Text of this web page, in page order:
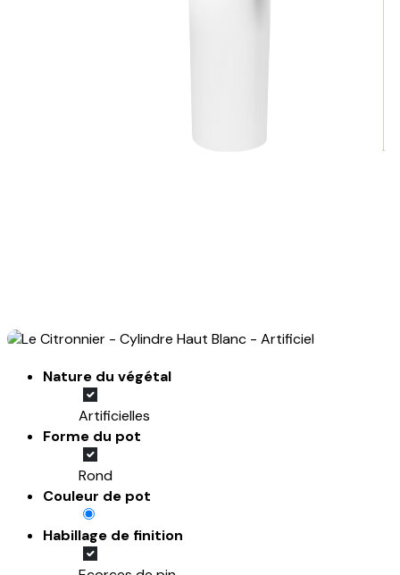
Nature du végétal
Artificielles
Forme du pot
Rond
Couleur de pot
Habillage de finition